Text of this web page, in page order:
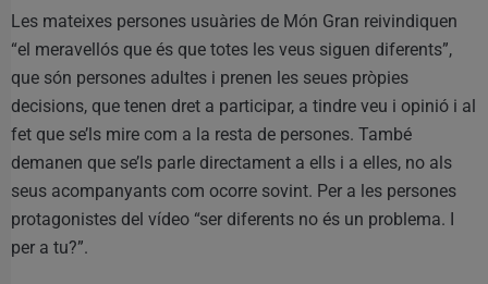
Les mateixes persones usuàries de Món Gran reivindiquen
“el meravellós que és que totes les veus siguen diferents”,
que són persones adultes i prenen les seues pròpies
decisions, que tenen dret a participar, a tindre veu i opinió i al
fet que se’ls mire com a la resta de persones. També
demanen que se’ls parle directament a ells i a elles, no als
seus acompanyants com ocorre sovint. Per a les persones
protagonistes del vídeo “ser diferents no és un problema. I
per a tu?”.